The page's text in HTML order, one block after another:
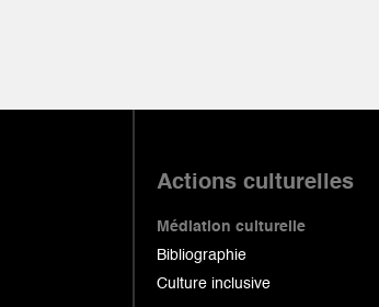
Actions culturelles
Médiation culturelle
Bibliographie
Culture inclusive